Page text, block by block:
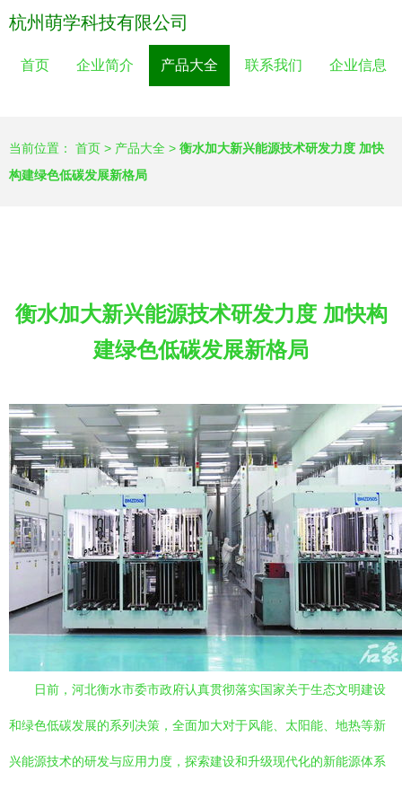
杭州萌学科技有限公司
首页 企业简介 产品大全 联系我们 企业信息
当前位置： 首页 > 产品大全 > 衡水加大新兴能源技术研发力度 加快
构建绿色低碳发展新格局
衡水加大新兴能源技术研发力度 加快构
建绿色低碳发展新格局
日前，河北衡水市委市政府认真贯彻落实国家关于生态文明建设
和绿色低碳发展的系列决策，全面加大对于风能、太阳能、地热等新
兴能源技术的研发与应用力度，探索建设和升级现代化的新能源体系